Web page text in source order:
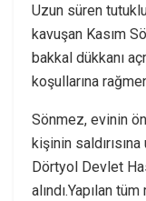
Uzun süren
kavuşan Kasım
bakkal dükkanı
koşullarına
Sönmez, evinin
kişinin
Dörtyol Devlet
alındı.Yapılan